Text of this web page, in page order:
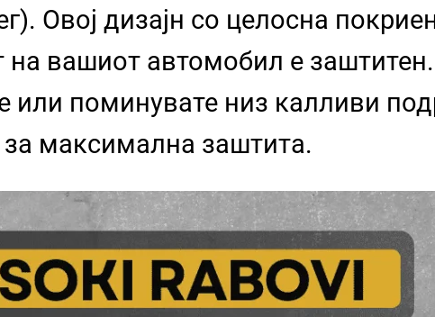
Овој дизајн со целосна
на вашиот автомобил е
поминувате низ калливи
за максимална заштита.